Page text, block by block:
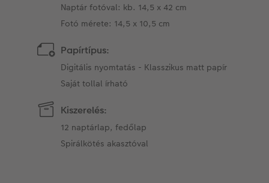
Naptár fotóval: kb. 14,5 x 42 cm
Fotó mérete: 14,5 x 10,5 cm
Papírtípus:
Digitális nyomtatás - Klasszikus matt papír
Saját tollal írható
Kiszerelés:
12 naptárlap, fedőlap
Spirálkötés akasztóval